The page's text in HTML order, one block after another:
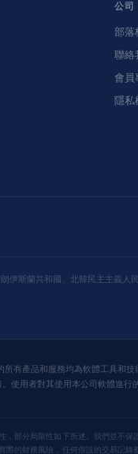
公司
部落
聯絡
會員
隱私
伊斯蘭共和國、北韓民主主義人
有產品和服務均為軟體工具和
使用者對其使用本公司軟體進行
部分局限性如下所述。我們並不保
的財務風險，任何假設的交易記錄